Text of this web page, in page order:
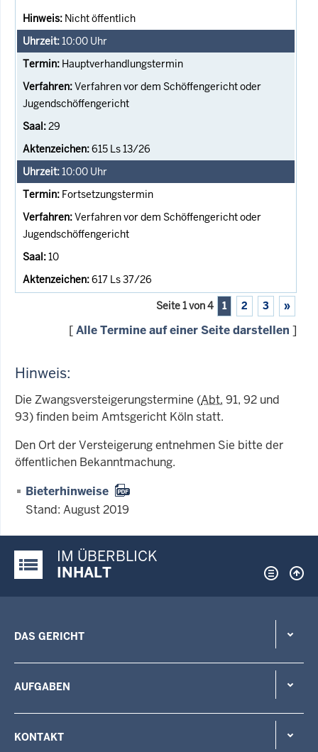
Nicht öffentlich
10:00 Uhr
Hauptverhandlungstermin
Verfahren vor dem Schöffengericht oder
Jugendschöffengericht
29
615 Ls 13/26
10:00 Uhr
Fortsetzungstermin
Verfahren vor dem Schöffengericht oder
Jugendschöffengericht
10
617 Ls 37/26
Seite 1 von 4 1 2 3 »
[Alle Termine auf einer Seite darstellen ]
Hinweis:
Die Zwangsversteigerungstermine (Abt. 91, 92 und
93) finden beim Amtsgericht Köln statt.
Den Ort der Versteigerung entnehmen Sie bitte der
öffentlichen Bekanntmachung.
Bieterhinweise
Stand: August 2019
Justiz-Portal im Überblick:
IM ÜBERBLICK
INHALT
DAS GERICHT
AUFGABEN
KONTAKT